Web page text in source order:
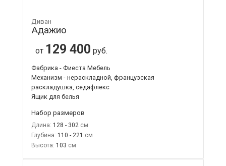
Диван
Адажио
от 129 400 руб.
Фабрика - Фиеста Мебель
Механизм - нераскладной, французская
раскладушка, седафлекс
Ящик для белья
Набор размеров
Длина: 128 - 302
Глубина: 110 - 221
Высота: 103